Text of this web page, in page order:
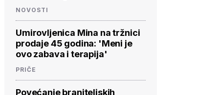
NOVOSTI
Umirovljenica Mina na tržnici
prodaje 45 godina: 'Meni je
ovo zabava i terapija'
PRIČE
Povećanje braniteljskih